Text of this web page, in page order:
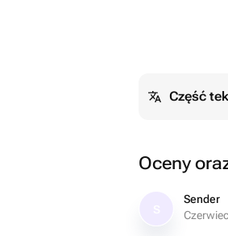
Część
Oceny
Sender